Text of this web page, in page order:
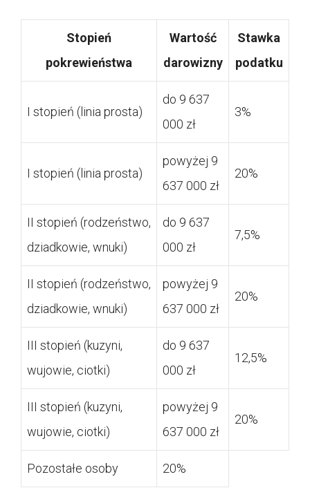
Stopień
pokrewieństwa
Wartość
darowizny
Stawka
podatku
I stopień (linia prosta)
do 9 637
000 zł
3%
I stopień (linia prosta)
powyżej 9
637 000 zł
20%
II stopień (rodzeństwo,
dziadkowie, wnuki)
do 9 637
000 zł
7,5%
II stopień (rodzeństwo,
dziadkowie, wnuki)
powyżej 9
637 000 zł
20%
III stopień (kuzyni,
wujowie, ciotki)
do 9 637
000 zł
12,5%
III stopień (kuzyni,
wujowie, ciotki)
powyżej 9
637 000 zł
20%
Pozostałe osoby 20%